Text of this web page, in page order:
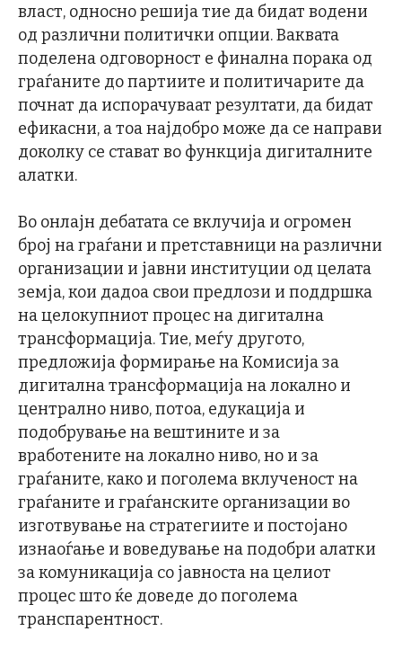
власт, односно решија тие да бидат водени
од различни политички опции. Ваквата
поделена одговорност е финална порака од
граѓаните до партиите и политичарите да
почнат да испорачуваат резултати, да бидат
ефикасни, а тоа најдобро може да се направи
доколку се стават во функција дигиталните
алатки.
Во онлајн дебатата се вклучија и огромен
број на граѓани и претставници на различни
организации и јавни институции од целата
земја, кои дадоа свои предлози и поддршка
на целокупниот процес на дигитална
трансформација. Тие, меѓу другото,
предложија формирање на Комисија за
дигитална трансформација на локално и
централно ниво, потоа, едукација и
подобрување на вештините и за
вработените на локално ниво, но и за
граѓаните, како и поголема вклученост на
граѓаните и граѓанските организации во
изготвување на стратегиите и постојано
изнаоѓање и воведување на подобри алатки
за комуникација со јавноста на целиот
процес што ќе доведе до поголема
транспарентност.